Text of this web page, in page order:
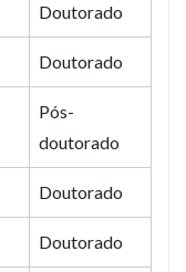
Doutorado
Doutorado
Pós-
doutorado
Doutorado
Doutorado